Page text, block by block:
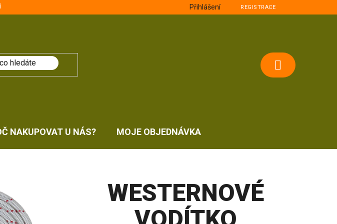
Přihlášení REGISTRACE
NÁKUPNÍ
NAKUPOVAT U NÁS? MOJE OBJEDNÁVKA
WESTERNOVÉ